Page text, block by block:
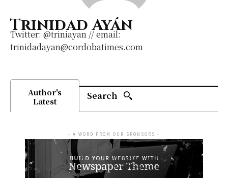
Trinidad Ayán
Twitter: @triniayan // email:
trinidadayan@cordobatimes.com
Author's
Latest
Search
- A WORD FROM OUR SPONSORS -